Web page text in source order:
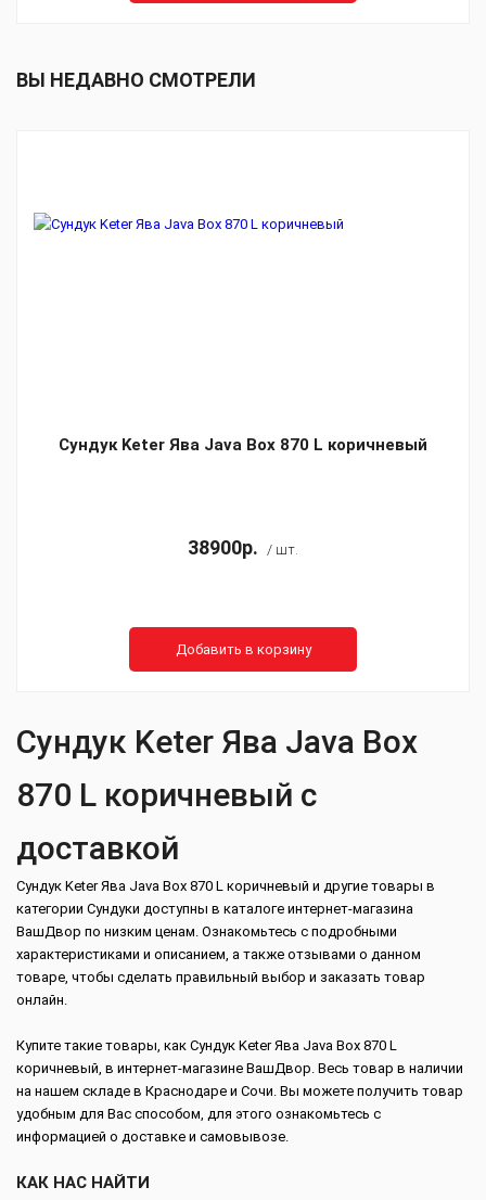
ВЫ НЕДАВНО СМОТРЕЛИ
Сундук Keter Ява Java Box 870 L коричневый
38900р. / шт.
Добавить в корзину
Сундук Keter Ява Java Box
870 L коричневый с
доставкой
Сундук Keter Ява Java Box 870 L коричневый и другие товары в
категории Сундуки доступны в каталоге интернет-магазина
ВашДвор по низким ценам. Ознакомьтесь с подробными
характеристиками и описанием, а также отзывами о данном
товаре, чтобы сделать правильный выбор и заказать товар
онлайн.
Купите такие товары, как Сундук Keter Ява Java Box 870 L
коричневый, в интернет-магазине ВашДвор. Весь товар в наличии
на нашем складе в Краснодаре и Сочи. Вы можете получить товар
удобным для Вас способом, для этого ознакомьтесь с
информацией о доставке и самовывозе.
КАК НАС НАЙТИ